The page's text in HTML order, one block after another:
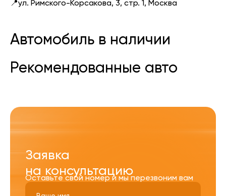
📍ул. Римского-Корсакова, 3, стр. 1, Москва
Автомобиль в наличии
Рекомендованные авто
Заявка
на консультацию
Оставьте свой номер и мы перезвоним вам